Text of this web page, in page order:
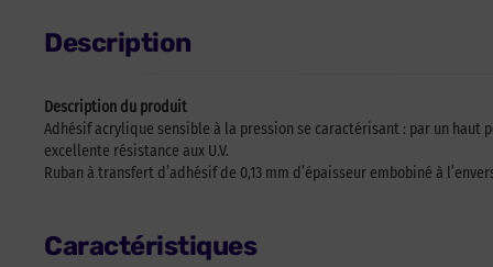
Description
Description du produit
Adhésif acrylique sensible à la pression se caractérisant : par un
excellente résistance aux U.V.
Ruban à transfert d’adhésif de 0,13 mm d’épaisseur embobiné à
Caractéristiques